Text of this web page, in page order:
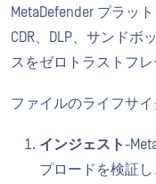
MetaDefender プラッ
CDR、DLP、サンドボ
スをゼロトラストフレ
ファイルのライフサ
インジェスト-
プロードを検証し